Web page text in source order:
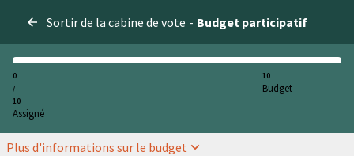
Sortir de la cabine de vote - Budget participatif
0
/
10
Assigné
10
Budget
Plus d'informations sur le budget